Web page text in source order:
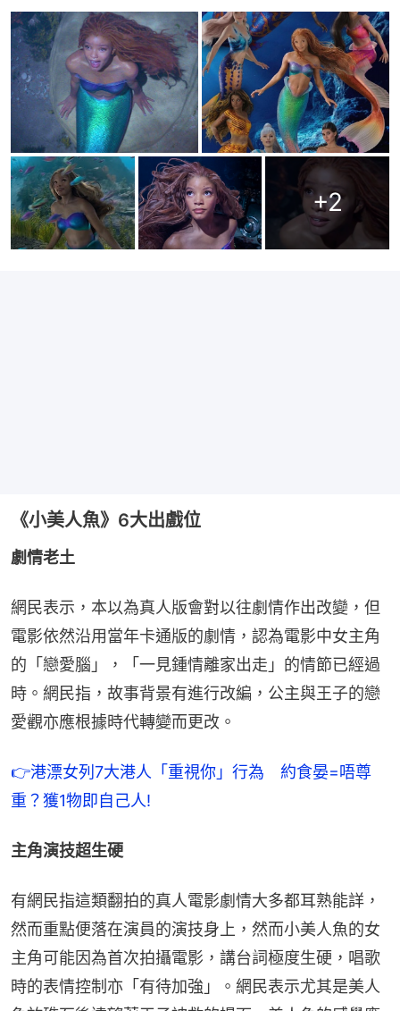
+2
《小美人魚》6大出戲位
劇情老土
網民表示，本以為真人版會對以往劇情作出改變，但
電影依然沿用當年卡通版的劇情，認為電影中女主角
的「戀愛腦」，「一見鍾情離家出走」的情節已經過
時。網民指，故事背景有進行改編，公主與王子的戀
愛觀亦應根據時代轉變而更改。
👉港漂女列7大港人「重視你」行為　約食晏=唔尊
重？獲1物即自己人!
主角演技超生硬
有網民指這類翻拍的真人電影劇情大多都耳熟能詳，
然而重點便落在演員的演技身上，然而小美人魚的女
主角可能因為首次拍攝電影，講台詞極度生硬，唱歌
時的表情控制亦「有待加強」。網民表示尤其是美人